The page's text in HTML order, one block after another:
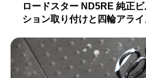
ロードスター ND5RE 純正
ション取り付けと四輪アライ